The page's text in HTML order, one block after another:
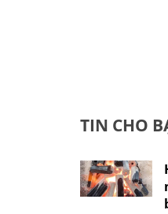
TIN CHO